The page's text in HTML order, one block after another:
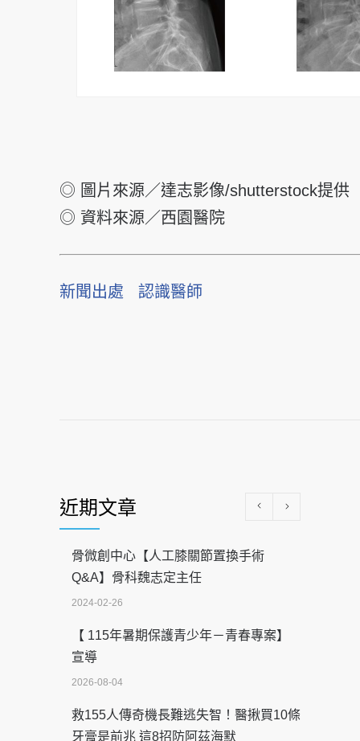
◎ 圖片來源／達志影像/shutterstock提供
◎ 資料來源／西園醫院
新聞出處 認識醫師
近期文章
骨微創中心【人工膝關節置換手術
Q&A】骨科魏志定主任
2024-02-26
【 115年暑期保護青少年－青春專案】
宣導
2026-08-04
救155人傳奇機長難逃失智！醫揪買10條
牙膏是前兆 這8招防阿茲海默